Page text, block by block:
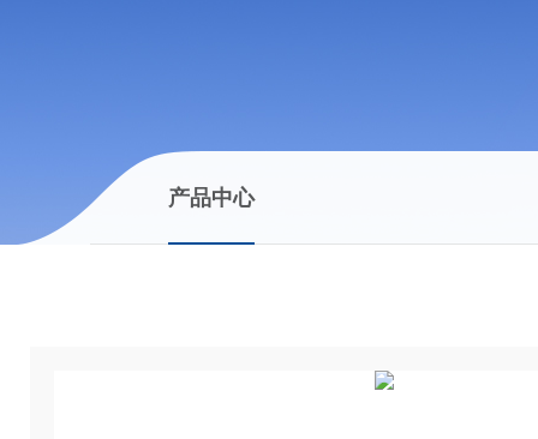
产品中心